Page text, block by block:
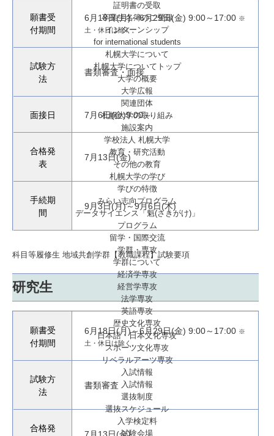
証明書の受取
卒業生名簿のご登録
インターンシップ
for international students
札幌大学について
札幌大学についてトップ
大学の概要
大学広報
関連団体
札幌大学の取り組み
施設案内
学校法人 札幌大学
教育・研究活動
その他の教育
札幌大学の学び
学びの特徴
みらい志向プログラム
データサイエンス「魁(さきがけ)」
プログラム
留学・国際交流
学群・専攻
学群について
経済学専攻
経営学専攻
法学専攻
英語専攻
歴史文化専攻
日本語・日本文化専攻
スポーツ文化専攻
リベラルアーツ専攻
入試情報
入試情報
選抜制度
選抜スケジュール
入学検定料
試験会場
願書受
付期間
6月18日(月)～6月29日(金) 9:00～17:00 ※
土・休日は除く。
試験方
法
書類審査・面接
面接日 7月6日(金)9:00～
合格発
表
7月13日(金)
手続期
間
9月3日(月)～9月6日(木)
科目等履修生 地域共創学群【教職課程】試験要項
研究生
願書受
付期間
6月18日(月)～6月29日(金) 9:00～17:00 ※
土・休日は除く。
試験方
法
書類審査
合格発